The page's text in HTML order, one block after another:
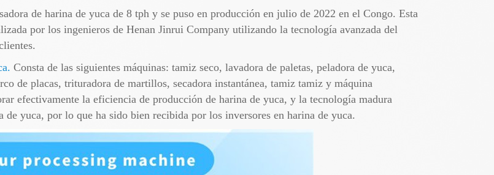
de harina de yuca de 8 tph y se puso en producción en julio de 2022 en el Congo. Esta
por los ingenieros de Henan Jinrui Company utilizando la tecnología avanzada del
Consta de las siguientes máquinas: tamiz seco, lavadora de paletas, peladora de yuca,
de placas, trituradora de martillos, secadora instantánea, tamiz tamiz y máquina
efectivamente la eficiencia de producción de harina de yuca, y la tecnología madura
yuca, por lo que ha sido bien recibida por los inversores en harina de yuca.